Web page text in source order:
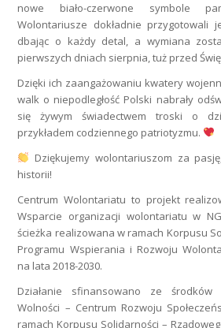
nowe biało-czerwone symbole
Wolontariusze dokładnie przygotowali
dbając o każdy detal, a wymiana
pierwszych dniach sierpnia, tuż przed
Dzięki ich zaangażowaniu kwatery
walk o niepodległość Polski nabrały
się żywym świadectwem troski o
przykładem codziennego patriotyzmu.
Dziękujemy wolontariuszom za
historii!
Centrum Wolontariatu to projekt
Wsparcie organizacji wolontariatu w
ścieżka realizowana w ramach Korpusu
Programu Wspierania i Rozwoju
na lata 2018-2030.
Działanie sfinansowano ze środków
Wolności – Centrum Rozwoju
ramach Korpusu Solidarności –